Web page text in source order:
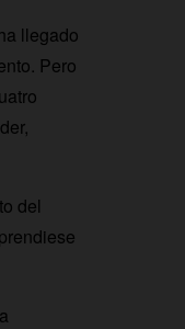
llegado
Pero
del